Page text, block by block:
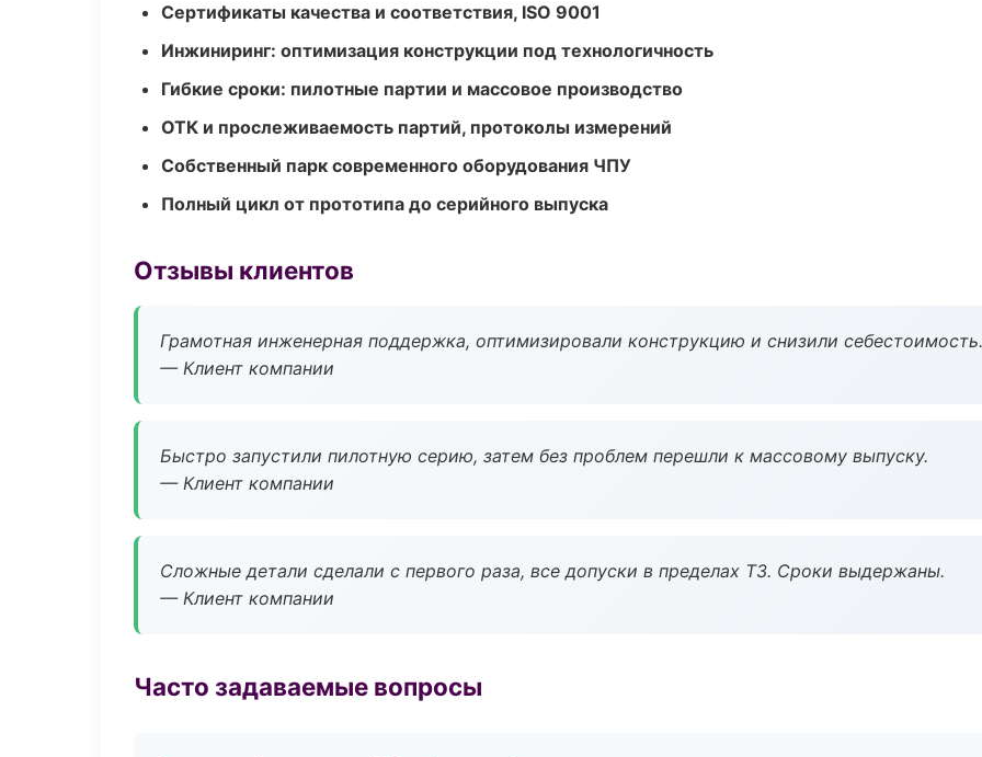
Сертификаты качества и соответствия, ISO 9001
Инжиниринг: оптимизация конструкции под технологичность
Гибкие сроки: пилотные партии и массовое производство
ОТК и прослеживаемость партий, протоколы измерений
Собственный парк современного оборудования ЧПУ
Полный цикл от прототипа до серийного выпуска
Отзывы клиентов
Грамотная инженерная поддержка, оптимизировали конструкцию и снизили себестоимость.
— Клиент компании
Быстро запустили пилотную серию, затем без проблем перешли к массовому выпуску.
— Клиент компании
Сложные детали сделали с первого раза, все допуски в пределах ТЗ. Сроки выдержаны.
— Клиент компании
Часто задаваемые вопросы